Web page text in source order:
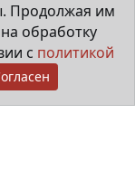
Продолжая им
обработку
с политикой